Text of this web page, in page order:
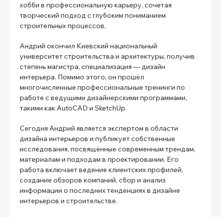
хобби в профессиональную карьеру, сочетая
творческий подход с глубоким пониманием
строительных процессов.
Андрий окончил Киевский национальный
университет строительства и архитектуры, получив
степень магистра, специализация — дизайн
интерьера. Помимо этого, он прошёл
многочисленные профессиональные тренинги по
работе с ведущими дизайнерскими программами,
такими как AutoCAD и SketchUp.
Сегодня Андрий является экспертом в области
дизайна интерьеров и публикует собственные
исследования, посвящённые современным трендам,
материалам и подходам в проектировании. Его
работа включает ведение клиентских профилей,
создание обзоров компаний, сбор и анализ
информации о последних тенденциях в дизайне
интерьеров и строительстве.